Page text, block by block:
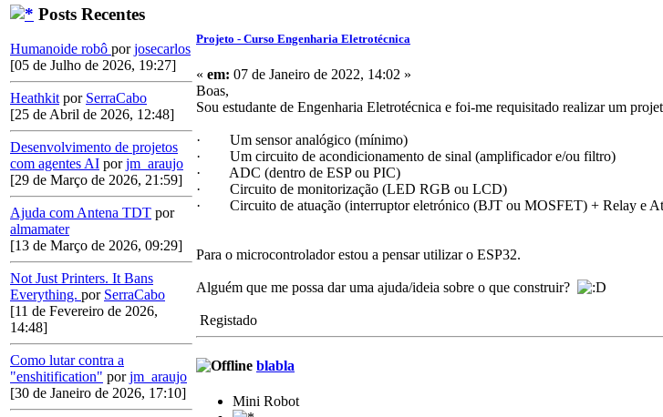
Posts Recentes
Humanoide robô porjosecarlos
[05 de Julho de 2026, 19:27]
Heathkit por SerraCabo
[25 de Abril de 2026, 12:48]
Desenvolvimento de projetos
com agentes AI porjm_araujo
[29 de Março de 2026, 21:59]
Ajuda com Antena TDT por
almamater
[13 de Março de 2026, 09:29]
Not Just Printers. It Bans
Everything. por SerraCabo
[11 de Fevereiro de 2026,
14:48]
Como lutar contra a
"enshitification" porjm_araujo
[30 de Janeiro de 2026, 17:10]
Projeto - Curso Engenharia Eletrotécnica
« em: 07 de Janeiro de 2022, 14:02 »
Boas,
Sou estudante de Engenharia Eletrotécnica e foi-me requisitado realizar um
· Um sensor analógico (mínimo)
· Um circuito de acondicionamento de sinal (amplificador e/ou filtro)
· ADC (dentro de ESP ou PIC)
· Circuito de monitorização (LED RGB ou LCD)
· Circuito de atuação (interruptor eletrónico (BJT ou MOSFET) + Relay e
Para o microcontrolador estou a pensar utilizar o ESP32.
Alguém que me possa dar uma ajuda/ideia sobre o que construir?
Registado
blabla
Mini Robot